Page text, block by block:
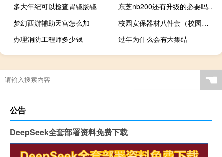
多大年纪可以检查胃镜肠镜
东芝nb200还有升级的必要吗（东芝nb200）
梦幻西游辅助天宫怎么加
校园安保器材八件套（校园安保器材八件套）
办理消防工程师多少钱
过年为什么会有大集结
☚
公告
DeepSeek全套部署资料免费下载